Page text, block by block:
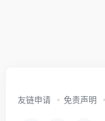
友链申请 免责声明